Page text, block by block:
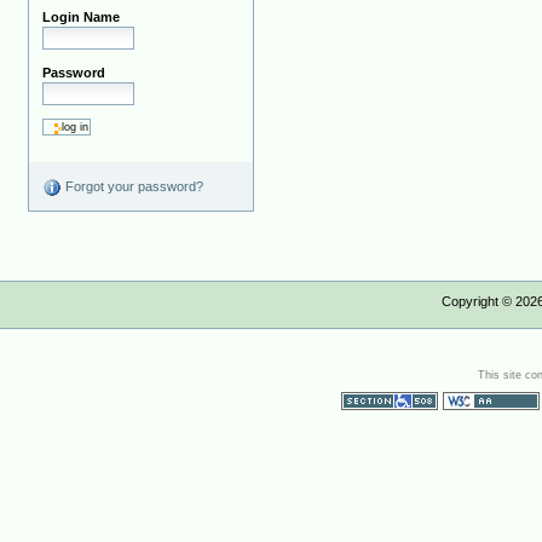
Login Name
Password
Forgot your password?
Copyright ©
This site